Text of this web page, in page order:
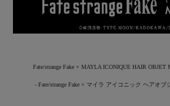
Fate/strange Fake × MAYLA ICONIQUE HAIR
- Fate/strange Fake × マイラ アイコニック ヘアオ